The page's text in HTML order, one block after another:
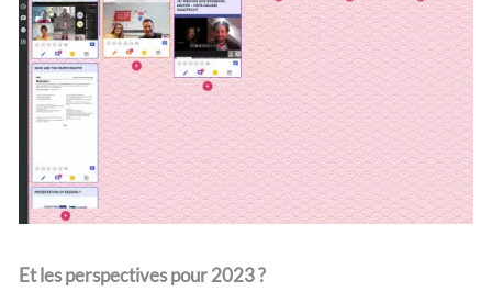
Et les perspectives pour 2023 ?